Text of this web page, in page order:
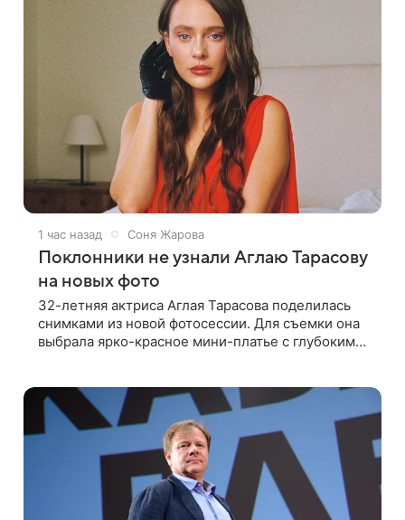
1 час назад Соня Жарова
Поклонники не узнали Аглаю Тарасову
на новых фото
32-летняя актриса Аглая Тарасова поделилась
снимками из новой фотосессии. Для съемки она
выбрала ярко-красное мини-платье с глубоким